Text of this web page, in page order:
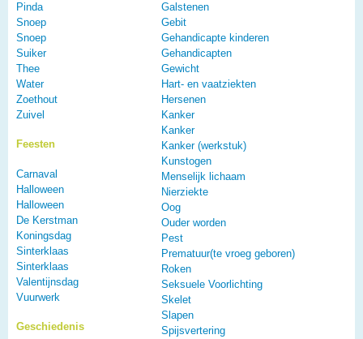
Pinda
Snoep
Snoep
Suiker
Thee
Water
Zoethout
Zuivel
Feesten
Carnaval
Halloween
Halloween
De Kerstman
Koningsdag
Sinterklaas
Sinterklaas
Valentijnsdag
Vuurwerk
Geschiedenis
Galstenen
Gebit
Gehandicapte kinderen
Gehandicapten
Gewicht
Hart- en vaatziekten
Hersenen
Kanker
Kanker
Kanker (werkstuk)
Kunstogen
Menselijk lichaam
Nierziekte
Oog
Ouder worden
Pest
Prematuur(te vroeg geboren)
Roken
Seksuele Voorlichting
Skelet
Slapen
Spijsvertering